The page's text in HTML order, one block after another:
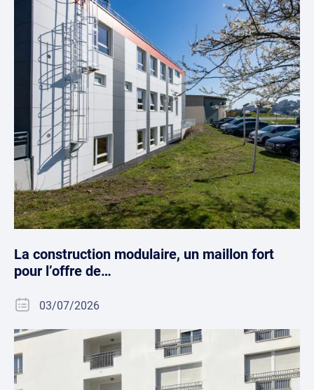
La construction modulaire, un maillon fort
pour l’offre de…
03/07/2026